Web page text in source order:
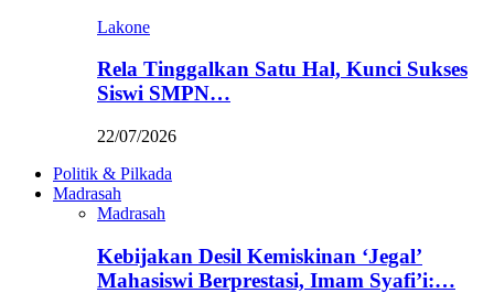
Lakone
Rela Tinggalkan Satu Hal, Kunci Sukses
Siswi SMPN…
22/07/2026
Politik & Pilkada
Madrasah
Madrasah
Kebijakan Desil Kemiskinan ‘Jegal’
Mahasiswi Berprestasi, Imam Syafi’i:…